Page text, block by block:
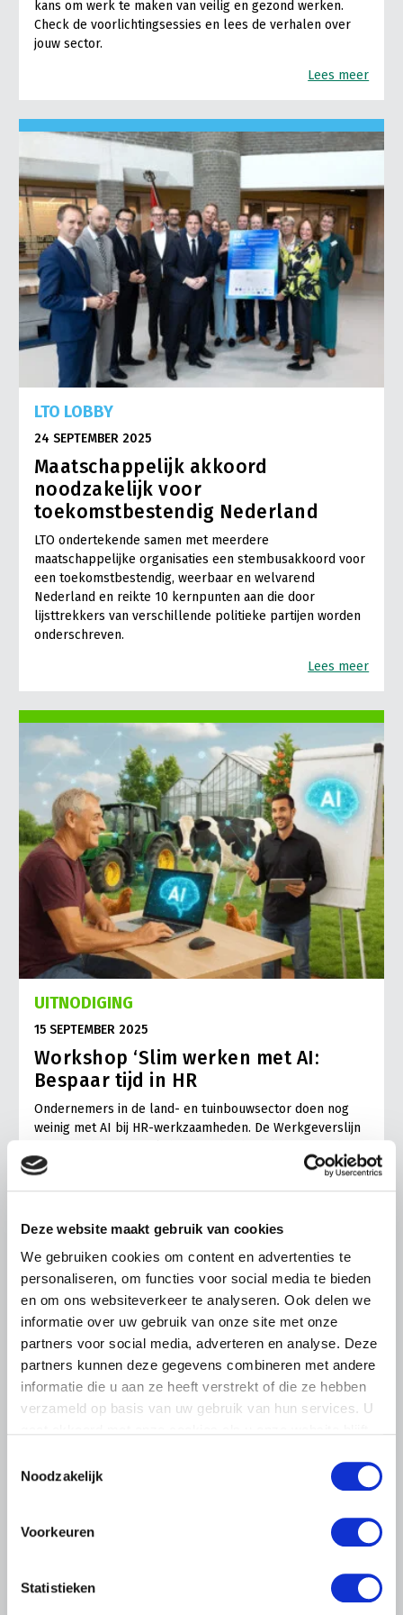
Deze website maakt gebruik van cookies
We gebruiken cookies om content en advertenties te
personaliseren, om functies voor social media te bieden
en om ons websiteverkeer te analyseren. Ook delen we
informatie over uw gebruik van onze site met onze
partners voor social media, adverteren en analyse. Deze
partners kunnen deze gegevens combineren met andere
informatie die u aan ze heeft verstrekt of die ze hebben
verzameld op basis van uw gebruik van hun services. U
Noodzakelijk
Voorkeuren
Statistieken
kans om werk te maken van veilig en gezond werken.
Check de voorlichtingsessies en lees de verhalen over
jouw sector.
Lees meer
LTO LOBBY
24 SEPTEMBER 2025
Maatschappelijk akkoord
noodzakelijk voor
toekomstbestendig Nederland
LTO ondertekende samen met meerdere
maatschappelijke organisaties een stembusakkoord voor
een toekomstbestendig, weerbaar en welvarend
Nederland en reikte 10 kernpunten aan die door
lijsttrekkers van verschillende politieke partijen worden
onderschreven.
Lees meer
UITNODIGING
15 SEPTEMBER 2025
Workshop ‘Slim werken met AI:
Bespaar tijd in HR
Ondernemers in de land- en tuinbouwsector doen nog
weinig met AI bij HR-werkzaamheden. De Werkgeverslijn
tijdbesparende oplossingen bij HR.
UITNODIGING
Europese vragenlijst over